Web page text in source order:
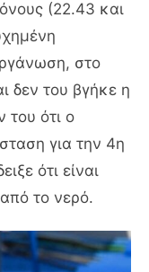
(22.43 και
στο
δεν του βγήκε η
του ότι ο
για την 4η
ότι είναι
το νερό.